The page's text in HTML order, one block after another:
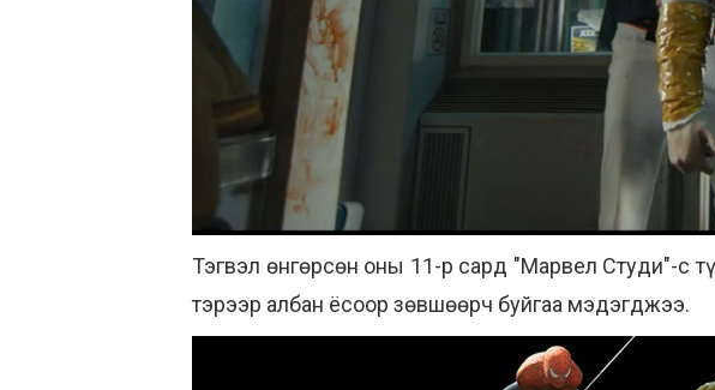
Тэгвэл өнгөрсөн оны 11-р сард "Марвел Студи"-с
тэрээр албан ёсоор зөвшөөрч буйгаа мэдэгджээ.